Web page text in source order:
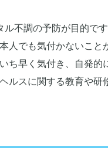
不調の予防が目的で
人でも気付かないこと
ち早く気付き、自発
ルスに関する教育や研